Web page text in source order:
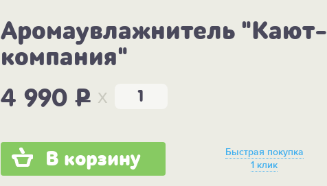
Аромаувлажнитель "Кают-
компания"
4 990P x
В корзину
Быстрая покупка
1 клик